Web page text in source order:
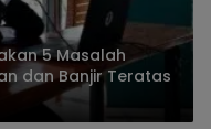
5 Masalah
dan Banjir Teratas